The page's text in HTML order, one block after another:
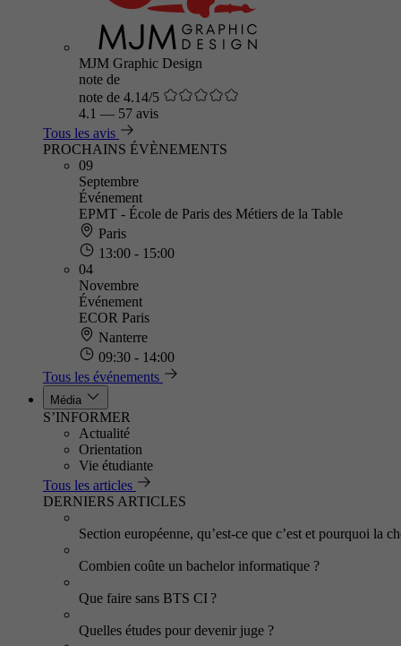
MJM Graphic Design
note de
note de 4.14/5
4.1 — 57 avis
Tous les avis
PROCHAINS ÉVÈNEMENTS
09
Septembre
Événement
EPMT - École de Paris des Métiers de la Table
Paris
13:00 - 15:00
04
Novembre
Événement
ECOR Paris
Nanterre
09:30 - 14:00
Tous les événements
Média
S’INFORMER
Actualité
Orientation
Vie étudiante
Tous les articles
DERNIERS ARTICLES
Section européenne, qu’est-ce que c’est et pourquoi la
Combien coûte un bachelor informatique ?
Que faire sans BTS CI ?
Quelles études pour devenir juge ?